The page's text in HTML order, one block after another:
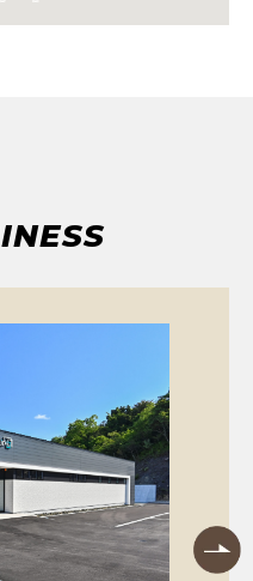
INESS